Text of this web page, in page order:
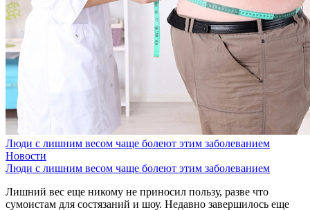
Люди с лишним весом чаще болеют этим заболеванием
Новости
Люди с лишним весом чаще болеют этим заболеванием
Лишний вес еще никому не приносил пользу, разве что
сумоистам для состязаний и шоу. Недавно завершилось еще